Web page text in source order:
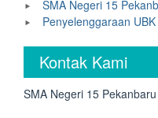
SMA Negeri 15
Penyelenggaraan
Kontak Kami
SMA Negeri 15 Pekanbaru